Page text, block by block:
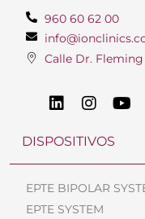
960 60 62 00
Calle Dr. Fleming
DISPOSITIVOS
EPTE BIPOLAR
EPTE SYSTEM